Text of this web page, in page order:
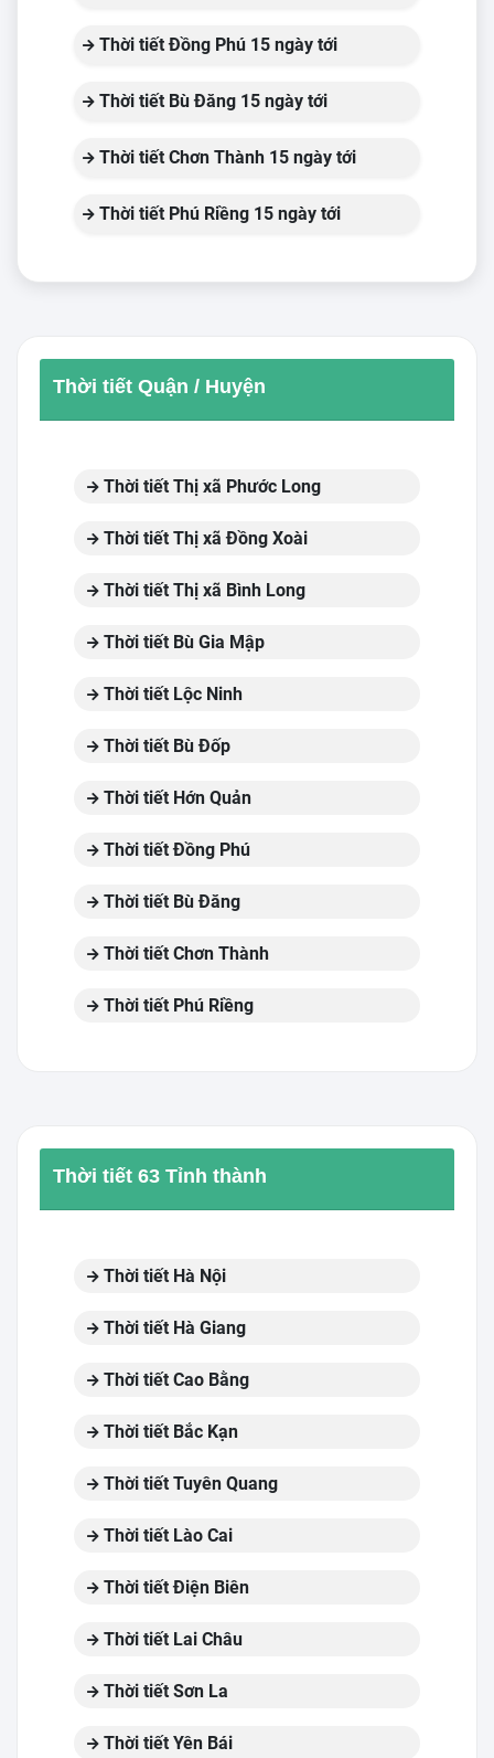
Thời tiết Đồng Phú 15 ngày tới
Thời tiết Bù Đăng 15 ngày tới
Thời tiết Chơn Thành 15 ngày tới
Thời tiết Phú Riềng 15 ngày tới
Thời tiết Quận / Huyện
Thời tiết Thị xã Phước Long
Thời tiết Thị xã Đồng Xoài
Thời tiết Thị xã Bình Long
Thời tiết Bù Gia Mập
Thời tiết Lộc Ninh
Thời tiết Bù Đốp
Thời tiết Hớn Quản
Thời tiết Đồng Phú
Thời tiết Bù Đăng
Thời tiết Chơn Thành
Thời tiết Phú Riềng
Thời tiết 63 Tỉnh thành
Thời tiết Hà Nội
Thời tiết Hà Giang
Thời tiết Cao Bằng
Thời tiết Bắc Kạn
Thời tiết Tuyên Quang
Thời tiết Lào Cai
Thời tiết Điện Biên
Thời tiết Lai Châu
Thời tiết Sơn La
Thời tiết Yên Bái